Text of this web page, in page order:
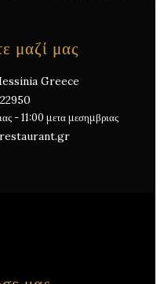
μαζί μας
Greece
- 11:00 μετα μεσημβριας